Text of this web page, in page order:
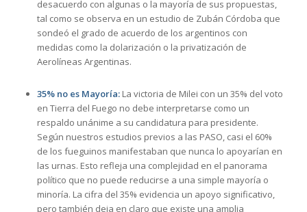
desacuerdo con algunas o la mayoría de sus propuestas,
tal como se observa en un estudio de Zubán Córdoba que
sondeó el grado de acuerdo de los argentinos con
medidas como la dolarización o la privatización de
Aerolíneas Argentinas.
35% no es Mayoría: La victoria de Milei con un 35% del voto
en Tierra del Fuego no debe interpretarse como un
respaldo unánime a su candidatura para presidente.
Según nuestros estudios previos a las PASO, casi el 60%
de los fueguinos manifestaban que nunca lo apoyarían en
las urnas. Esto refleja una complejidad en el panorama
político que no puede reducirse a una simple mayoría o
minoría. La cifra del 35% evidencia un apoyo significativo,
pero también deja en claro que existe una amplia